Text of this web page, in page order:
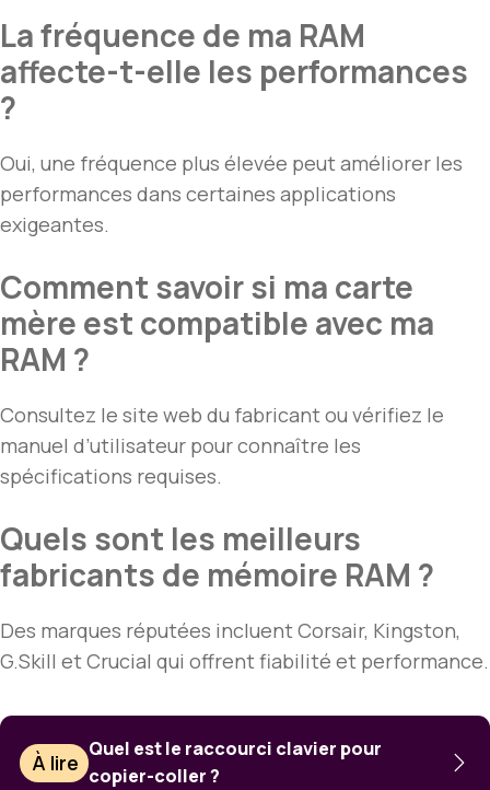
La fréquence de ma RAM
affecte-t-elle les performances
?
Oui, une fréquence plus élevée peut améliorer les
performances dans certaines applications
exigeantes.
Comment savoir si ma carte
mère est compatible avec ma
RAM ?
Consultez le site web du fabricant ou vérifiez le
manuel d’utilisateur pour connaître les
spécifications requises.
Quels sont les meilleurs
fabricants de mémoire RAM ?
Des marques réputées incluent Corsair, Kingston,
G.Skill et Crucial qui offrent fiabilité et performance.
À lire
Quel est le raccourci clavier pour
copier-coller ?